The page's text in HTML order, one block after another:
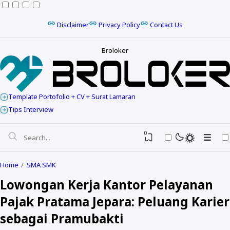
Disclaimer Privacy Policy Contact Us
Broloker
Template Portofolio + CV + Surat Lamaran
Tips Interview
0
Home SMA SMK
Lowongan Kerja Kantor Pelayanan
Pajak Pratama Jepara: Peluang Karier
sebagai Pramubakti